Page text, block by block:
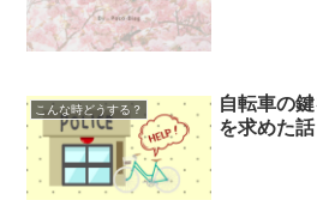
こんな時どうする？
自転車の
を求めた話